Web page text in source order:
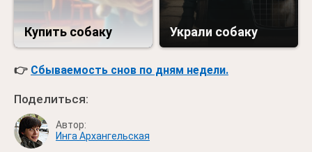
Купить собаку Украли собаку
👉 Сбываемость снов по дням недели.
Поделиться:
Автор:
Инга Архангельская